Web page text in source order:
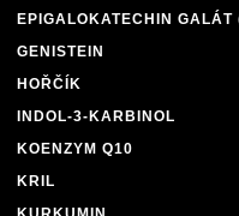
EPIGALOKATECHIN GALÁT
GENISTEIN
HOŘČÍK
INDOL-3-KARBINOL
KOENZYM Q10
KRIL